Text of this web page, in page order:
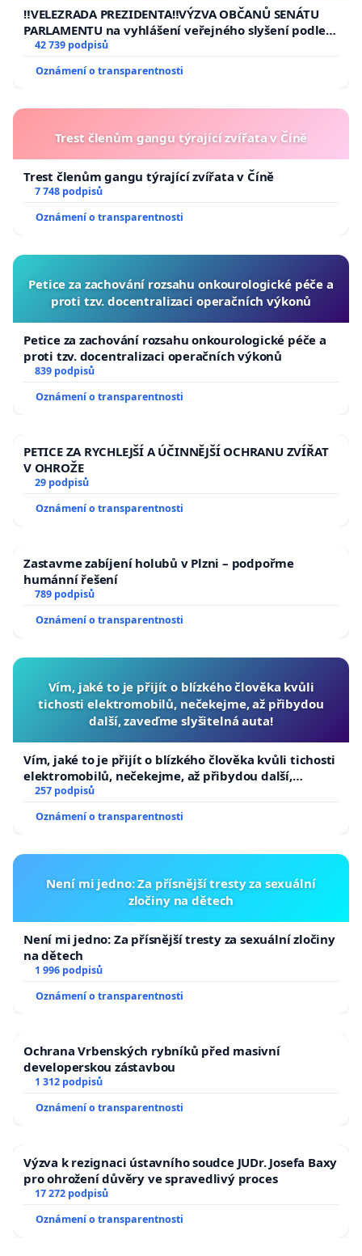
republiky
‼️VELEZRADA PREZIDENTA‼️VÝZVA OBČANŮ SENÁTU
PARLAMENTU na vyhlášení veřejného slyšení podle §
144 jednacího řádu Senátu k návrhu na přijetí
usnesení k podání ústavní žaloby na prezidenta
republiky
42 739 podpisů
Oznámení o transparentnosti
Trest členům gangu týrající zvířata v Číně
Trest členům gangu týrající zvířata v Číně
7 748 podpisů
Oznámení o transparentnosti
Petice za zachování rozsahu onkourologické péče a
proti tzv. docentralizaci operačních výkonů
Petice za zachování rozsahu onkourologické péče a
proti tzv. docentralizaci operačních výkonů
839 podpisů
Oznámení o transparentnosti
PETICE ZA RYCHLEJŠÍ A ÚČINNĚJŠÍ OCHRANU ZVÍŘAT
V OHROŽE
29 podpisů
Oznámení o transparentnosti
Zastavme zabíjení holubů v Plzni – podpořme
humánní řešení
789 podpisů
Oznámení o transparentnosti
Vím, jaké to je přijít o blízkého člověka kvůli
tichosti elektromobilů, nečekejme, až přibydou
další, zaveďme slyšitelná auta!
Vím, jaké to je přijít o blízkého člověka kvůli tichosti
elektromobilů, nečekejme, až přibydou další,
zaveďme slyšitelná auta!
257 podpisů
Oznámení o transparentnosti
Není mi jedno: Za přísnější tresty za sexuální
zločiny na dětech
Není mi jedno: Za přísnější tresty za sexuální zločiny
na dětech
1 996 podpisů
Oznámení o transparentnosti
Ochrana Vrbenských rybníků před masivní
developerskou zástavbou
1 312 podpisů
Oznámení o transparentnosti
Výzva k rezignaci ústavního soudce JUDr. Josefa Baxy
pro ohrožení důvěry ve spravedlivý proces
17 272 podpisů
Oznámení o transparentnosti